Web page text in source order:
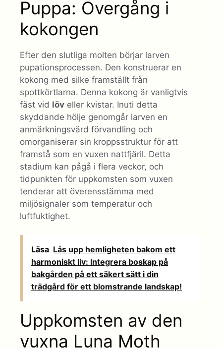
Puppa: Övergång i
kokongen
Efter den slutliga molten börjar larven
pupationsprocessen. Den konstruerar en
kokong med silke framställt från
spottkörtlarna. Denna kokong är vanligtvis
fäst vid löv eller kvistar. Inuti detta
skyddande hölje genomgår larven en
anmärkningsvärd förvandling och
omorganiserar sin kroppsstruktur för att
framstå som en vuxen nattfjäril. Detta
stadium kan pågå i flera veckor, och
tidpunkten för uppkomsten som vuxen
tenderar att överensstämma med
miljösignaler som temperatur och
luftfuktighet.
Läsa Lås upp hemligheten bakom ett
harmoniskt liv: Integrera boskap på
bakgården på ett säkert sätt i din
trädgård för ett blomstrande landskap!
Uppkomsten av den
vuxna Luna Moth